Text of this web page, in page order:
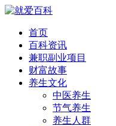
首页
百科资讯
兼职副业项目
财富故事
养生文化
中医养生
节气养生
养生人群